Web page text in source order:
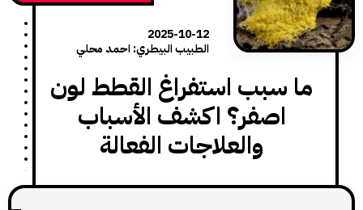
2025-10-12
الطبيب البيطري: احمد محلي
سبب استفراغ القطط لون
اصفر؟ اكشف الأسباب
والعلاجات الفعالة